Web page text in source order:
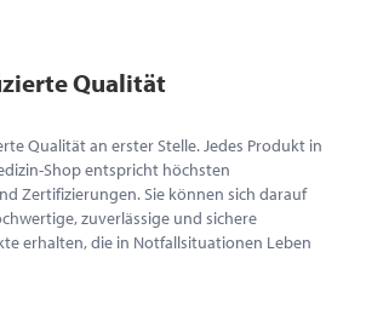
Qualität
Qualität an erster Stelle. Jedes Produkt in
Shop entspricht höchsten
Zertifizierungen. Sie können sich darauf
zuverlässige und sichere
erhalten, die in Notfallsituationen Leben